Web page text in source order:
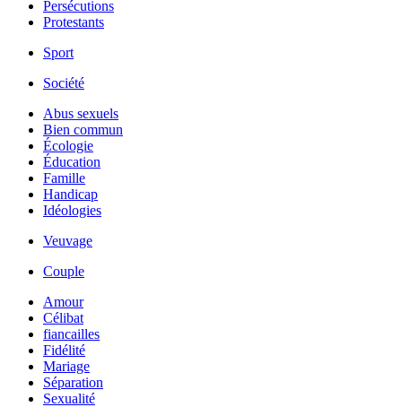
Persécutions
Protestants
Sport
Société
Abus sexuels
Bien commun
Écologie
Éducation
Famille
Handicap
Idéologies
Veuvage
Couple
Amour
Célibat
fiancailles
Fidélité
Mariage
Séparation
Sexualité